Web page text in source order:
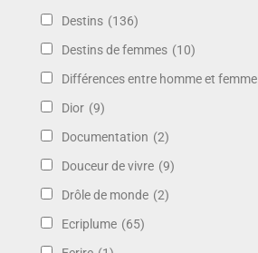
Destins (136)
Destins de femmes (10)
Différences entre homme et femme
Dior (9)
Documentation (2)
Douceur de vivre (9)
Drôle de monde (2)
Ecriplume (65)